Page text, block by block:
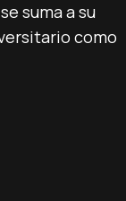
suma a su
como